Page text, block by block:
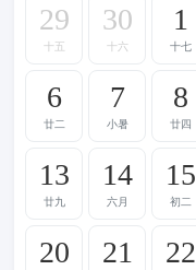
29
十五
30
十六
1
十七
6
廿二
7
小暑
8
廿四
13
廿九
14
六月
15
初二
20 21 22